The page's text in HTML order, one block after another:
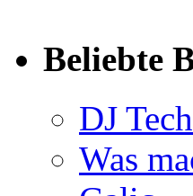
Beliebte
DJ
Was